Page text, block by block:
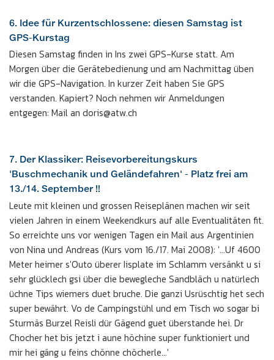
6. Idee für Kurzentschlossene: diesen Samstag ist
GPS-Kurstag
Diesen Samstag finden in Ins zwei GPS-Kurse statt. Am
Morgen über die Gerätebedienung und am Nachmittag üben
wir die GPS-Navigation. In kurzer Zeit haben Sie GPS
verstanden. Kapiert? Noch nehmen wir Anmeldungen
entgegen: Mail an doris@atw.ch
7. Der Klassiker: Reisevorbereitungskurs
'Buschmechanik und Geländefahren' - Platz frei am
13./14. September !!
Leute mit kleinen und grossen Reiseplänen machen wir seit
vielen Jahren in einem Weekendkurs auf alle Eventualitäten fit.
So erreichte uns vor wenigen Tagen ein Mail aus Argentinien
von Nina und Andreas (Kurs vom 16./17. Mai 2008): '...Uf 4600
Meter heimer s'Outo überer Iisplate im Schlamm versänkt u si
sehr glücklech gsi über die bewegleche Sandbläch u natürlech
üchne Tips wiemers duet bruche. Die ganzi Usrüschtig het sech
super bewährt. Vo de Campingstühl und em Tisch wo sogar bi
Sturmäs Burzel Reisli dür Gägend guet überstande hei. Dr
Chocher het bis jetzt i aune höchine super funktioniert und
mir hei gäng u feins chönne chöcherle...'